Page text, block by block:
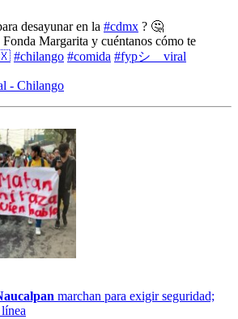
desayunar en la #cdmx ? 🤔
Margarita y cuéntanos cómo te
#chilango #comida #fypシ゚viral
- Chilango
marchan para exigir seguridad;